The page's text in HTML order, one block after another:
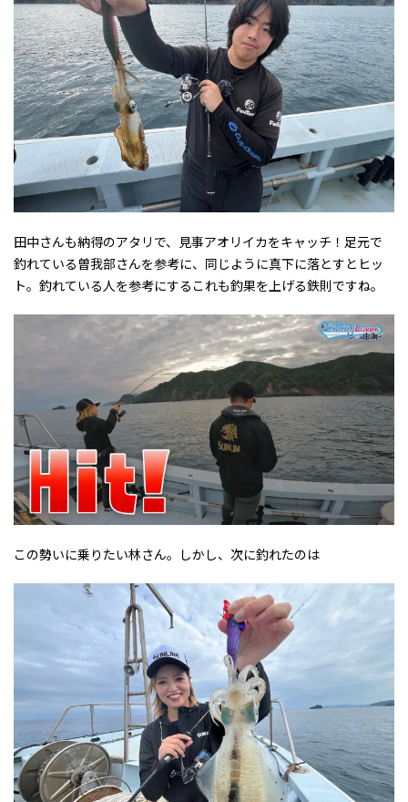
田中さんも納得のアタリで、見事アオリイカをキャッチ！足元で
釣れている曽我部さんを参考に、同じように真下に落とすとヒッ
ト。釣れている人を参考にする――これも釣果を上げる鉄則ですね。
この勢いに乗りたい林さん。しかし、次に釣れたのは――